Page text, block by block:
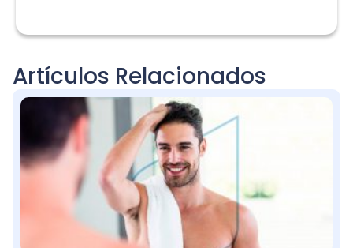
Artículos Relacionados